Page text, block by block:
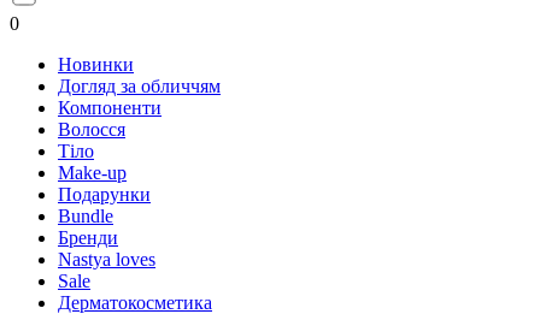
0
Новинки
Догляд за обличчям
Компоненти
Волосся
Тіло
Make-up
Подарунки
Bundle
Бренди
Nastya loves
Sale
Дерматокосметика